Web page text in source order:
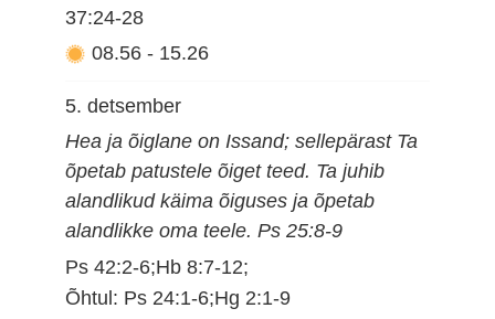
37:24-28
08.56 - 15.26
5. detsember
Hea ja õiglane on Issand; sellepärast Ta
õpetab patustele õiget teed. Ta juhib
alandlikud käima õiguses ja õpetab
alandlikke oma teele. Ps 25:8-9
Ps 42:2-6;Hb 8:7-12;
Õhtul: Ps 24:1-6;Hg 2:1-9